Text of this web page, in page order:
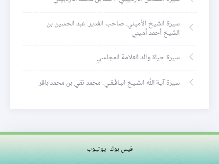
سيرة الشيخ الأميني. صاحب الغدير. عبد الحسين بن
الشيخ أحمد أميني
سيرة حياة والد العلامة المجلسي
سيرة آيـة الله الشـيخ البـافَـقـي: محمد تقي بن محمد باقر
فيس بوك يوتيوب